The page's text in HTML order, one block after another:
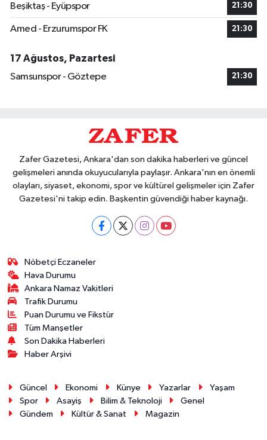
Beşiktaş - Eyüpspor 21:30
Amed - Erzurumspor FK 21:30
17 Ağustos, Pazartesi
Samsunspor - Göztepe
21:30
Zafer Gazetesi, Ankara'dan son dakika haberleri ve güncel
gelişmeleri anında okuyucularıyla paylaşır. Ankara'nın en önemli
olayları, siyaset, ekonomi, spor ve kültürel gelişmeler için Zafer
Gazetesi'ni takip edin. Başkentin güvendiği haber kaynağı.
Nöbetçi Eczaneler
Hava Durumu
Ankara Namaz Vakitleri
Trafik Durumu
Puan Durumu ve Fikstür
Tüm Manşetler
Son Dakika Haberleri
Haber Arşivi
Güncel Ekonomi Künye Yazarlar
Yaşam
Spor
Asayiş Bilim & Teknoloji
Genel
Gündem
Kültür & Sanat Magazin